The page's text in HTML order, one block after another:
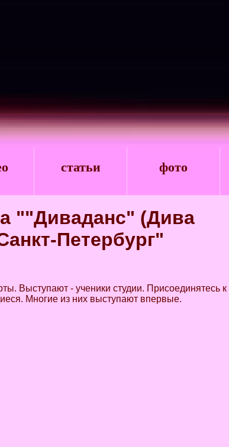
статьи фото
""Диваданс" (Дива
Петербург"
Выступают - ученики студии. Присоединятесь к
Многие из них выступают впервые.